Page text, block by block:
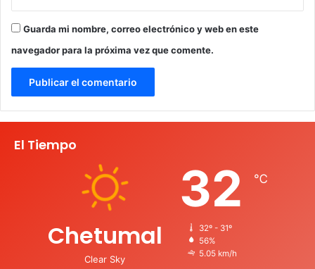
Guarda mi nombre, correo electrónico y web en este
navegador para la próxima vez que comente.
El Tiempo
Chetumal
Clear Sky
32 ℃
32º - 31º
56%
5.05 km/h